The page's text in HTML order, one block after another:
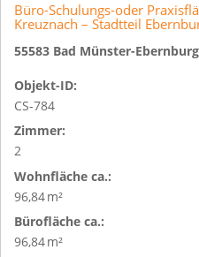
Büro-Schulungs-oder
Kreuznach – Stadtteil
55583 Bad Münster-
Objekt-ID:
CS-784
Zimmer:
2
Wohnfläche ca.:
96,84 m²
Bürofläche ca.:
96,84 m²